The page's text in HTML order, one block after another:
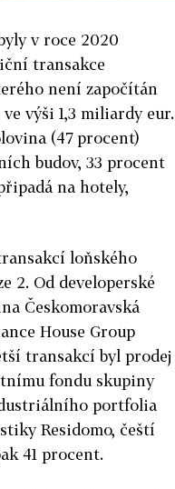
v roce 2020
transakce
není započítán
výši 1,3 miliardy eur.
(47 procent)
budov, 33 procent
na hotely,
loňského
2. Od developerské
Českomoravská
House Group
transakcí byl prodej
fondu skupiny
portfolia
Residomo, čeští
41 procent.